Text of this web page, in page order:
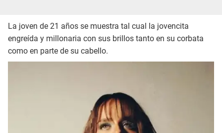
La joven de 21 años se muestra tal cual la jovencita
engreída y millonaria con sus brillos tanto en su corbata
como en parte de su cabello.